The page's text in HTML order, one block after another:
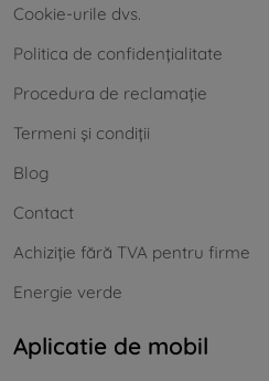
Cookie-urile dvs.
Politica de confidențialitate
Procedura de reclamație
Termeni și condiții
Blog
Contact
Achiziție fără TVA pentru firme
Energie verde
Aplicatie de mobil